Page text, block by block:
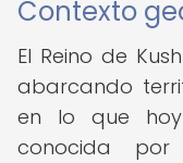
Contexto
El Reino de
abarcando
en lo que
conocida